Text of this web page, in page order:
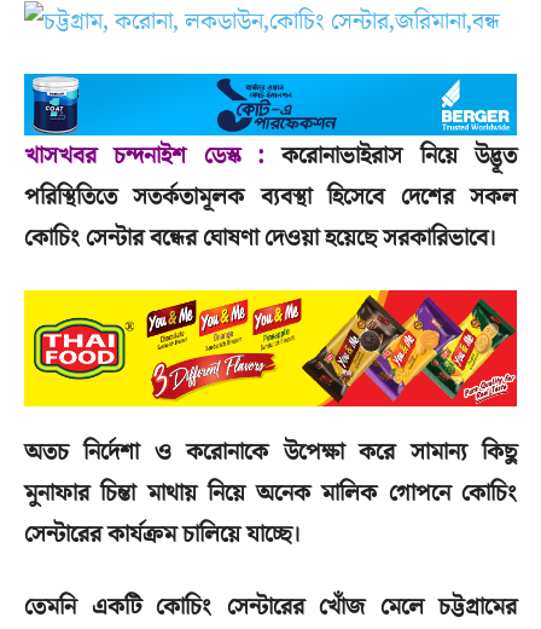
খাসখবর চন্দনাইশ ডেস্ক : করোনাভাইরাস নিয়ে উদ্ভূত
পরিস্থিতিতে সতর্কতামূলক ব্যবস্থা হিসেবে দেশের সকল
কোচিং সেন্টার বন্ধের ঘোষণা দেওয়া হয়েছে সরকারিভাবে।
অতচ নির্দেশা ও করোনাকে উপেক্ষা করে সামান্য কিছু
মুনাফার চিন্তা মাথায় নিয়ে অনেক মালিক গোপনে কোচিং
সেন্টারের কার্যক্রম চালিয়ে যাচ্ছে।
তেমনি একটি কোচিং সেন্টারের খোঁজ মেলে চট্টগ্রামের